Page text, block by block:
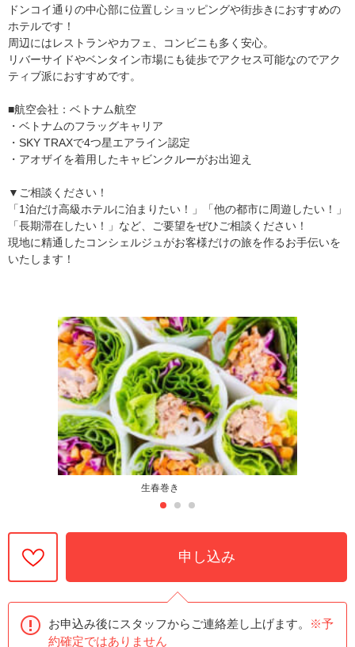
ドンコイ通りの中心部に位置しショッピングや街歩きにおすすめの
ホテルです！
周辺にはレストランやカフェ、コンビニも多く安心。
リバーサイドやベンタイン市場にも徒歩でアクセス可能なのでアク
ティブ派におすすめです。
■航空会社：ベトナム航空
・ベトナムのフラッグキャリア
・SKY TRAXで4つ星エアライン認定
・アオザイを着用したキャビンクルーがお出迎え
▼ご相談ください！
「1泊だけ高級ホテルに泊まりたい！」「他の都市に周遊したい！」
「長期滞在したい！」など、ご要望をぜひご相談ください！
現地に精通したコンシェルジュがお客様だけの旅を作るお手伝いを
いたします！
生春巻き
申し込み
お申込み後にスタッフからご連絡差し上げます。
※予
約確定ではありません